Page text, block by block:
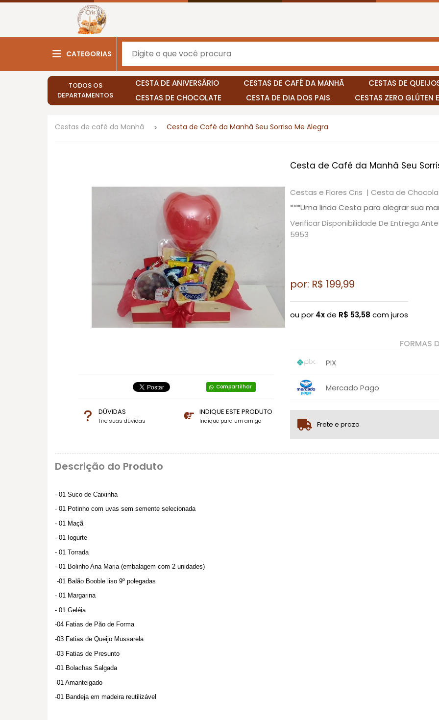
CATEGORIAS
TODOS OS
DEPARTAMENTOS
CESTA DE ANIVERSÁRIO CESTAS DE CAFÉ DA MANHÃ
CESTAS DE
CESTAS DE CHOCOLATE
CESTA DE DIA DOS PAIS CESTAS ZERO GLÚTEN
Cestas de café da Manhã Cesta de Café da Manhã Seu Sorriso Me Alegra
Compartilhar
DÚVIDAS
Tire suas dúvidas
INDIQUE ESTE PRODUTO
Indique para um amigo
Cesta de Café da Manhã Seu
Cestas e Flores Cris | Cesta de
***Uma linda Cesta para alegrar sua
Verificar Disponibilidade De Entrega
5953
por: R$ 199,99
ou por 4xde R$ 53,58 com juros
FORMAS
PIX
Mercado Pago
Frete e prazo
Descrição do Produto
- 01 Suco de Caixinha
- 01 Potinho com uvas sem semente selecionada
- 01 Maçã
- 01 Iogurte
- 01 Torrada
- 01 Bolinho Ana Maria (embalagem com 2 unidades)
-01 Balão Booble liso 9º polegadas
- 01 Margarina
- 01 Geléia
-04 Fatias de Pão de Forma
-03 Fatias de Queijo Mussarela
-03 Fatias de Presunto
-01 Bolachas Salgada
-01 Amanteigado
-01 Bandeja em madeira reutilizável